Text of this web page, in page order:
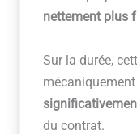
nettement plus
Sur la durée,
du contrat.